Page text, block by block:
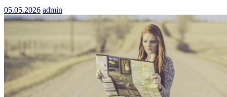
05.05.2026 admin